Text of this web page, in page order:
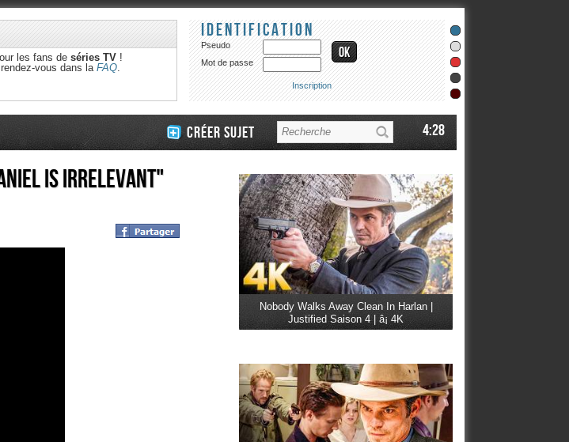
les fans de séries TV!
vous dans la FAQ.
Identification
Pseudo
Mot de passe
Inscription
Créer sujet 4:28
is Irrelevant"
Nobody Walks Away Clean In Harlan |
Justified Saison 4 | â¡ 4K